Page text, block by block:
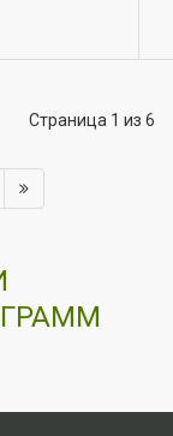
Страница 1 из 6